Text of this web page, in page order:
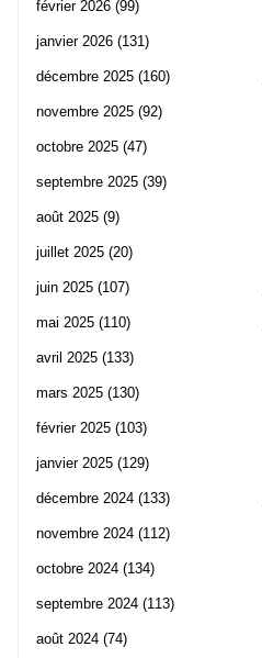
février 2026 (99)
janvier 2026 (131)
décembre 2025 (160)
novembre 2025 (92)
octobre 2025 (47)
septembre 2025 (39)
août 2025 (9)
juillet 2025 (20)
juin 2025 (107)
mai 2025 (110)
avril 2025 (133)
mars 2025 (130)
février 2025 (103)
janvier 2025 (129)
décembre 2024 (133)
novembre 2024 (112)
octobre 2024 (134)
septembre 2024 (113)
août 2024 (74)